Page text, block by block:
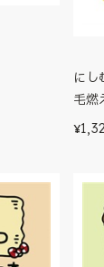
に
毛燃
¥